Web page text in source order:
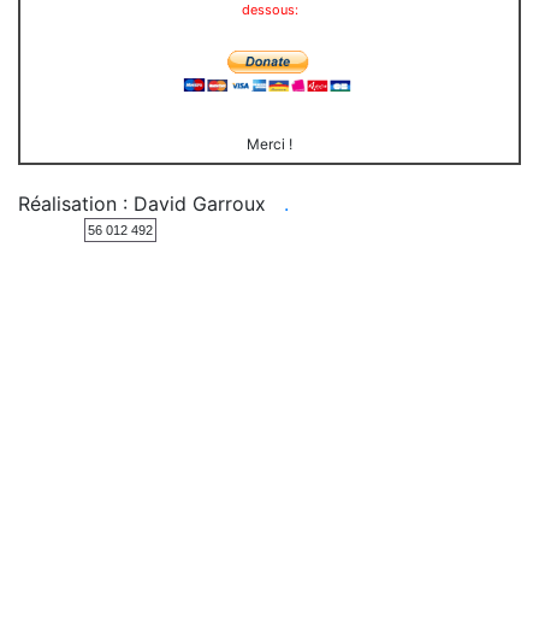
dessous:
Merci !
Réalisation : David Garroux .
56 012 492